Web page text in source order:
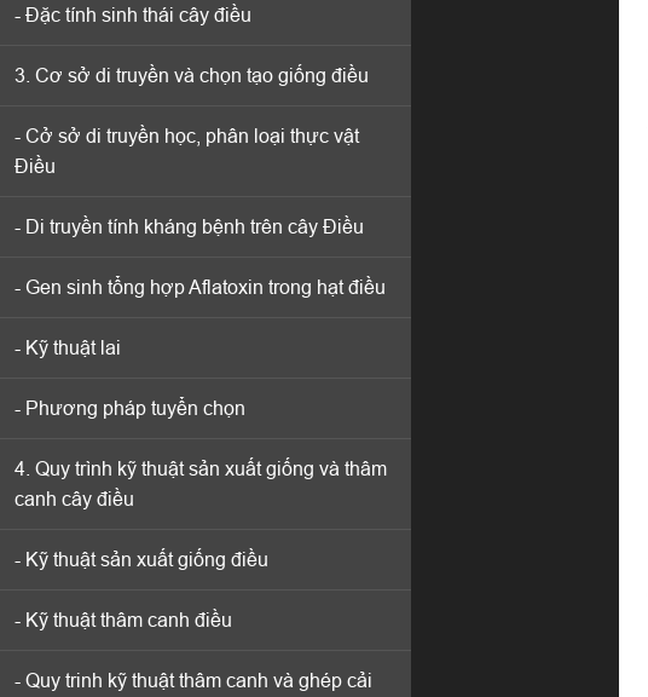
- Đặc tính sinh thái cây điều
3. Cơ sở di truyền và chọn tạo giống điều
- Cở sở di truyền học, phân loại thực vật
Điều
- Di truyền tính kháng bệnh trên cây Điều
- Gen sinh tổng hợp Aflatoxin trong hạt điều
- Kỹ thuật lai
- Phương pháp tuyển chọn
4. Quy trình kỹ thuật sản xuất giống và thâm
canh cây điều
- Kỹ thuật sản xuất giống điều
- Kỹ thuật thâm canh điều
- Quy trinh kỹ thuật thâm canh và ghép cải
- Đặc tính sinh thái cây điều
3. Cơ sở di truyền và chọn tạo giống điều
- Cở sở di truyền học, phân loại thực vật
Điều
- Di truyền tính kháng bệnh trên cây Điều
- Gen sinh tổng hợp Aflatoxin trong hạt điều
- Kỹ thuật lai
- Phương pháp tuyển chọn
4. Quy trình kỹ thuật sản xuất giống và thâm
canh cây điều
- Kỹ thuật sản xuất giống điều
- Kỹ thuật thâm canh điều
- Quy trinh kỹ thuật thâm canh và ghép cải